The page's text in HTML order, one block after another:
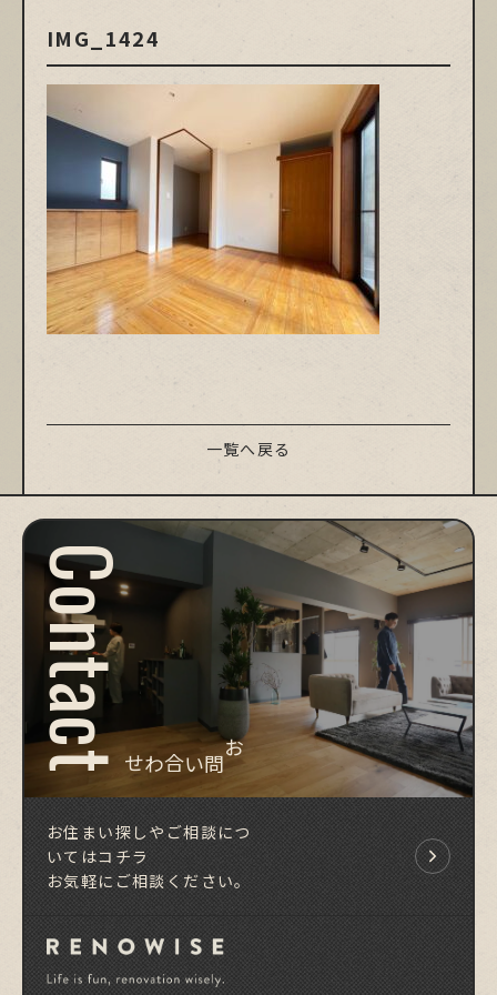
IMG_1424
一覧へ戻る
Contact
お問い合わせ
お住まい探しやご相談につ
いてはコチラ
お気軽にご相談ください。